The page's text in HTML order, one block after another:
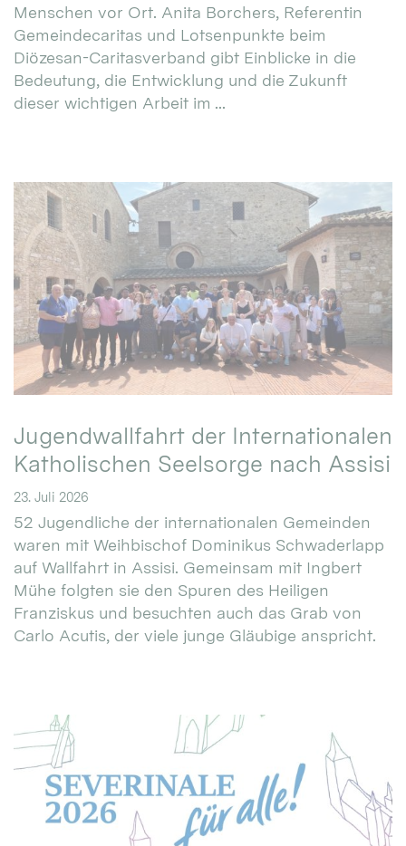
Menschen vor Ort. Anita Borchers, Referentin
Gemeindecaritas und Lotsenpunkte beim
Diözesan-Caritasverband gibt Einblicke in die
Bedeutung, die Entwicklung und die Zukunft
dieser wichtigen Arbeit im ...
Jugendwallfahrt der Internationalen
Katholischen Seelsorge nach Assisi
23. Juli 2026
52 Jugendliche der internationalen Gemeinden
waren mit Weihbischof Dominikus Schwaderlapp
auf Wallfahrt in Assisi. Gemeinsam mit Ingbert
Mühe folgten sie den Spuren des Heiligen
Franziskus und besuchten auch das Grab von
Carlo Acutis, der viele junge Gläubige anspricht.